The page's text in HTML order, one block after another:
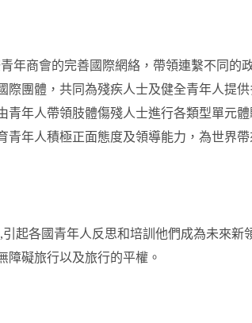
青年商會的完善國際網絡，帶領連繫不同的
際團體，共同為殘疾人士及健全青年人提供
青年人帶領肢體傷殘人士進行各類型單元體
青年人積極正面態度及領導能力，為世界帶
起各國青年人反思和培訓他們成為未來新
障礙旅行以及旅行的平權。